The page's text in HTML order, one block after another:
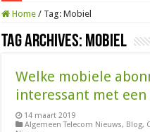
Home / Tag:Mobiel
Tag Archives: Mobiel
Welke mobiele
interessant met een
14 maart 2019
Algemeen Telecom Nieuws, Blog,